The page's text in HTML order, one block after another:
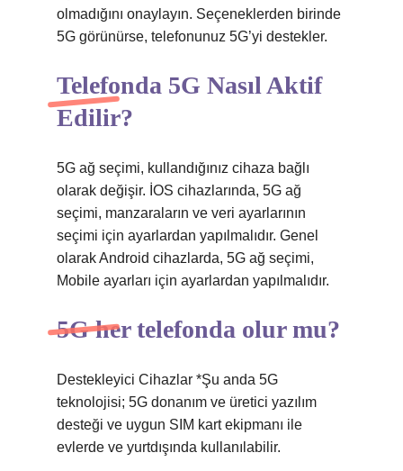
olmadığını onaylayın. Seçeneklerden birinde
5G görünürse, telefonunuz 5G’yi destekler.
Telefonda 5G Nasıl Aktif
Edilir?
5G ağ seçimi, kullandığınız cihaza bağlı
olarak değişir. İOS cihazlarında, 5G ağ
seçimi, manzaraların ve veri ayarlarının
seçimi için ayarlardan yapılmalıdır. Genel
olarak Android cihazlarda, 5G ağ seçimi,
Mobile ayarları için ayarlardan yapılmalıdır.
5G her telefonda olur mu?
Destekleyici Cihazlar *Şu anda 5G
teknolojisi; 5G donanım ve üretici yazılım
desteği ve uygun SIM kart ekipmanı ile
evlerde ve yurtdışında kullanılabilir.